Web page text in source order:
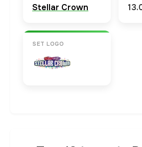
Stellar Crown
SET LOGO